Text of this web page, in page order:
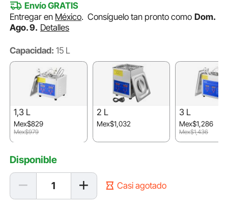
Envío GRATIS
Entregar en México.Consíguelo tan pronto como Dom.
Ago. 9. Detalles
Capacidad: 15 L
1,3 L
Mex$829
Mex$979
2 L
Mex$1,032
3 L
Mex$1,286
Mex$1,436
Disponible
Casi agotado